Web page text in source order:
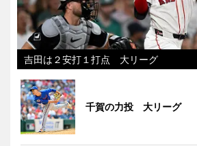
吉田は２安打１打点 大リーグ
千賀の力投 大リーグ